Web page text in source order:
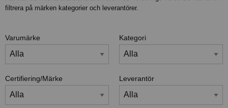
filtrera på märken kategorier och leverantörer.
Varumärke Kategori
Certifiering/Märke Leverantör